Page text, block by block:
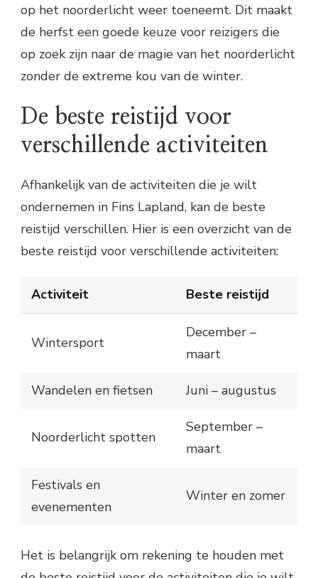
op het noorderlicht weer toeneemt. Dit maakt
de herfst een goede keuze voor reizigers die
op zoek zijn naar de magie van het noorderlicht
zonder de extreme kou van de winter.
De beste reistijd voor
verschillende activiteiten
Afhankelijk van de activiteiten die je wilt
ondernemen in Fins Lapland, kan de beste
reistijd verschillen. Hier is een overzicht van de
beste reistijd voor verschillende activiteiten:
Activiteit Beste reistijd
Wintersport
December –
maart
Wandelen en fietsen Juni – augustus
Noorderlicht spotten
September –
maart
Festivals en
evenementen
Winter en zomer
Het is belangrijk om rekening te houden met